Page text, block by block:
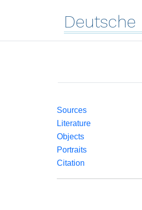
Deutsche
Sources
Literature
Objects
Portraits
Citation